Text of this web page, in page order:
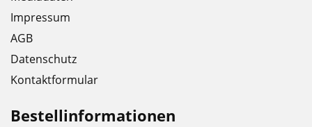
Impressum
AGB
Datenschutz
Kontaktformular
Bestellinformationen